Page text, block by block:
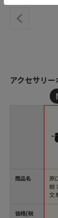
アクセサリ
商品名
価格(税
原
紺
文
品